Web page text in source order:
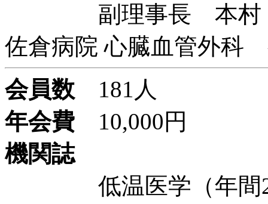
副理事長 本村 昇
佐倉病院 心臓血管外科
会員数 181人
年会費 10,000円
機関誌
低温医学（年間2回